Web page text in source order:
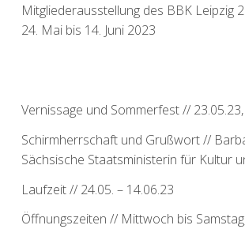
Mitgliederausstellung des BBK Leipzig
24. Mai bis 14. Juni 2023
Vernissage und Sommerfest //
Schirmherrschaft und Grußwort //
Sächsische Staatsministerin für Kultur
Laufzeit // 24.05. – 14.06.23
Öffnungszeiten // Mittwoch bis